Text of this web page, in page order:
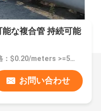
な複合管 持続可能
価格：$0.20/meters >=500 meters
お問い合わせ